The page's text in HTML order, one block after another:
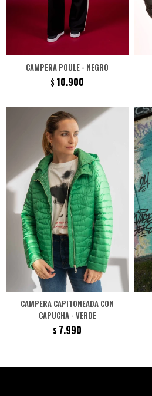
CAMPERA POULE - NEGRO
$ 10.900
CAMPERA CAPITONEADA CON
CAPUCHA - VERDE
$ 7.990